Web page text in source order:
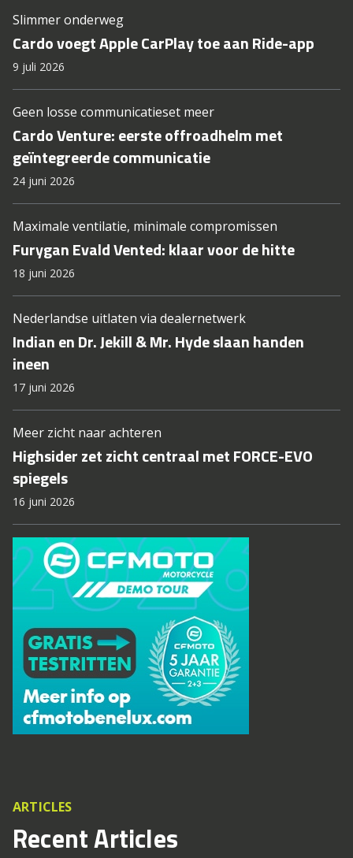
Slimmer onderweg
Cardo voegt Apple CarPlay toe aan Ride-app
9 juli 2026
Geen losse communicatieset meer
Cardo Venture: eerste offroadhelm met
geïntegreerde communicatie
24 juni 2026
Maximale ventilatie, minimale compromissen
Furygan Evald Vented: klaar voor de hitte
18 juni 2026
Nederlandse uitlaten via dealernetwerk
Indian en Dr. Jekill & Mr. Hyde slaan handen
ineen
17 juni 2026
Meer zicht naar achteren
Highsider zet zicht centraal met FORCE-EVO
spiegels
16 juni 2026
ARTICLES
Recent Articles